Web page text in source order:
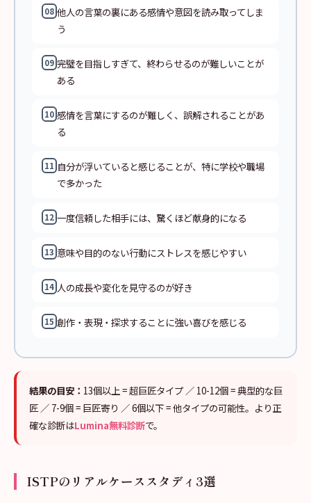
08 他人の言葉の裏にある感情や意図を読み取ってしま
う
09 完璧を目指しすぎて、終わらせるのが難しいことが
ある
10 感情を言葉にするのが難しく、誤解されることがあ
る
11 自分が浮いていると感じることが、特に学校や職場
で多かった
12 一度信頼した相手には、驚くほど献身的になる
13 意味や目的のない行動にストレスを感じやすい
14 人の成長や変化を見守るのが好き
15 創作・表現・探求することに強い喜びを感じる
結果の目安： 13個以上 = 超巨匠タイプ ／ 10-12個 = 典型的な巨
匠 ／ 7-9個 = 巨匠寄り ／ 6個以下 = 他タイプの可能性。より正
確な診断はLumina無料診断で。
ISTPのリアルケーススタディ3選